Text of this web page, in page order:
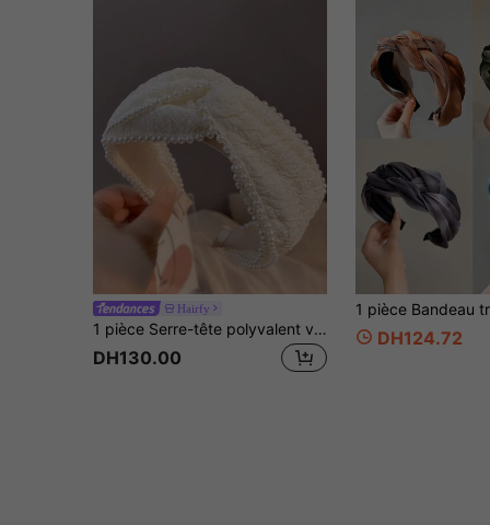
Hairfy
1 pièce Serre-tête polyvalent vintage blanc lait avec grand nœud en perles
DH130.00
DH124.72